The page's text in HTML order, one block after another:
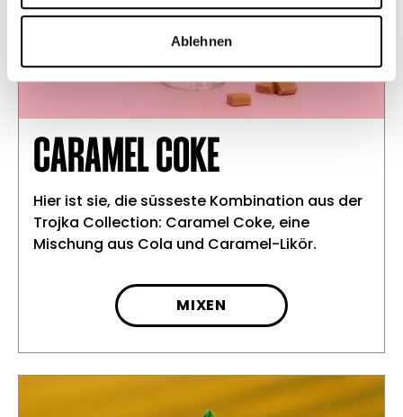
Ablehnen
CARAMEL COKE
Hier ist sie, die süsseste Kombination aus der
Trojka Collection: Caramel Coke, eine
Mischung aus Cola und Caramel-Likör.
MIXEN